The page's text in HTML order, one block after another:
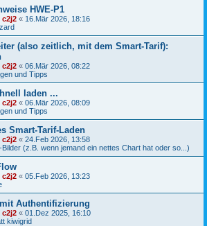
HWE-P1
c2j2 « 16.Mär 2026, 18:16
(also zeitlich, mit dem Smart-Tarif):
c2j2 « 06.Mär 2026, 08:22
und Tipps
laden ...
c2j2 « 06.Mär 2026, 08:09
und Tipps
Smart-Tarif-Laden
c2j2 « 24.Feb 2026, 13:58
Bilder (z.B. wenn jemand ein nettes Chart hat oder so...)
c2j2 « 05.Feb 2026, 13:23
Authentifizierung
c2j2 « 01.Dez 2025, 16:10
kiwigrid